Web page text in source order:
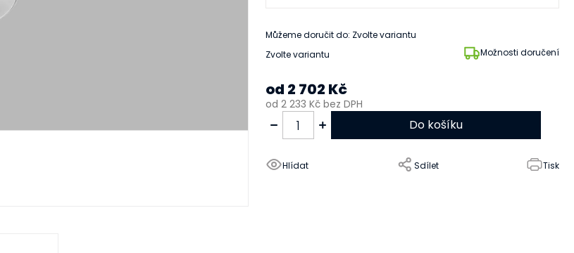
Zvolte variantu Možnosti doručení
Můžeme doručit do: Zvolte variantu
Tisk
Hlídat Sdílet
od 2 702 Kč
od 2 233 Kčbez DPH
Do košíku